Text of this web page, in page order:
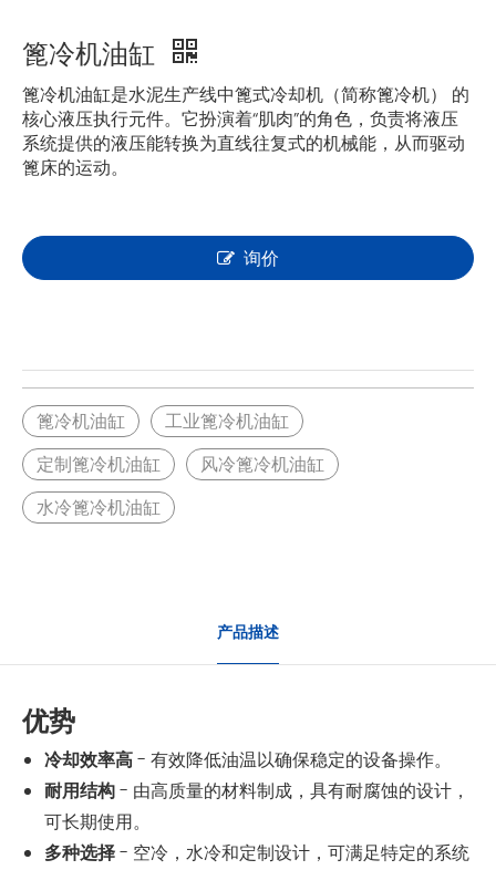
篦冷机油缸
篦冷机油缸是水泥生产线中篦式冷却机（简称篦冷机） 的
核心液压执行元件。它扮演着“肌肉”的角色，负责将液压
系统提供的液压能转换为直线往复式的机械能，从而驱动
篦床的运动。
询价
篦冷机油缸
工业篦冷机油缸
定制篦冷机油缸
风冷篦冷机油缸
水冷篦冷机油缸
产品描述
优势
冷却效率高- 有效降低油温以确保稳定的设备操作。
耐用结构- 由高质量的材料制成，具有耐腐蚀的设计，
可长期使用。
多种选择- 空冷，水冷和定制设计，可满足特定的系统